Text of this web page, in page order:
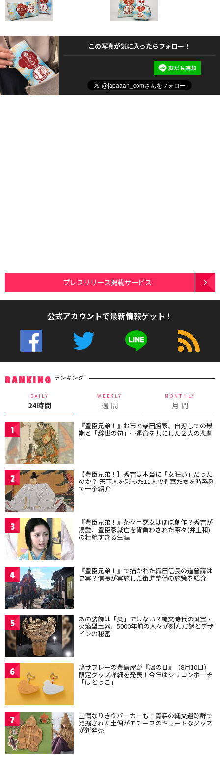
この写真が気に入ったらフォロー！
プレスリリース掲載サービス
公式アカウントで最新情報ゲット！
RANKING ランキング
DAILY
24時間
WEEKLY
週 間
MONTHLY
月 間
1 『豊臣兄弟！』お市と柴田勝家、自刃しての最
期と「辞世の句」…運命を共にした２人の悲劇
2 【豊臣兄弟！】秀吉は本当に「女狂い」だった
のか？ 天下人を彩った11人の側室たちを時系列
で一挙紹介
3 『豊臣兄弟！』茶々＝悪女はほぼ創作？秀吉が
溺愛、豊臣家滅亡を背負わされた茶々(井上和)
の壮絶すぎる生涯
4 『豊臣兄弟！』で描かれた織田信長の道普請は
史実？信長が実施した街道整備の施策を紹介
5 あの装飾は「炎」ではない？縄文時代の国宝・
火焔型土器、5000年前の人々が刻んだ謎とデザ
インの秘密
6 鳩サブレーの豊島屋が『鳩の日』（8月10日）
限定グッズ詳細を発表！今年はシリコンポーチ
「はとっこ」
7 土偶なりきりパーカーも！青森の縄文遺跡群で
発掘された土偶がモチーフのキュートなグッズ
が新発売